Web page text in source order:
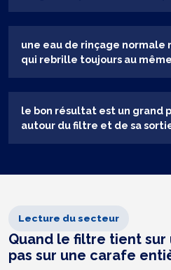
une eau de rinçage normale
qui rebrille toujours au
le bon résultat est un grand
autour du filtre et de sa
Lecture du secteur
Quand le filtre tient sur
pas sur une carafe